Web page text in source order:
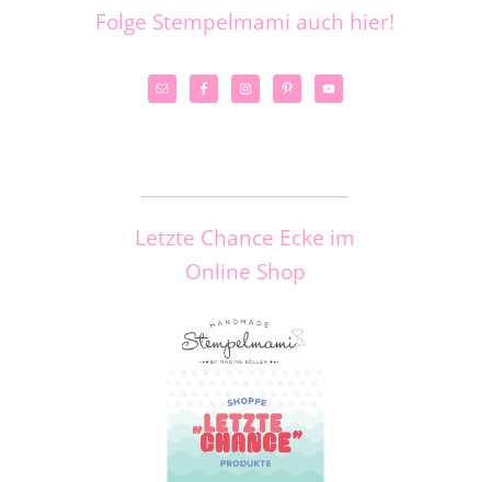
Folge Stempelmami auch hier!
Letzte Chance Ecke im
Online Shop